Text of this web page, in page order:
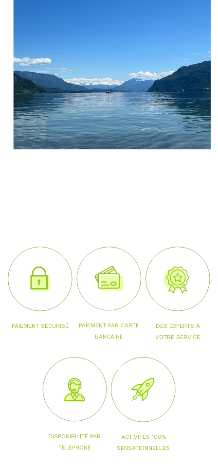
PAIEMENT SÉCURISÉ
PAIEMENT PAR CARTE
BANCAIRE
DES EXPERTS À
VOTRE SERVICE
DISPONIBILITÉ PAR
TÉLÉPHONE
ACTIVITÉS 100%
SENSATIONNELLES